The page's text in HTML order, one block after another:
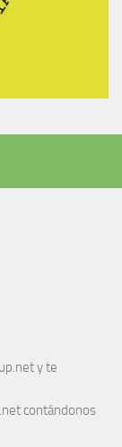
y te
contándonos